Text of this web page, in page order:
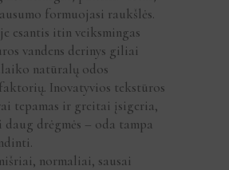
formuojasi raukšlės.
esantis itin veiksmingas
vandens derinys giliai
natūralų odos
Inovatyvios tekstūros
tepamas ir greitai įsigeria,
drėgmės – oda tampa
normaliai, sausai